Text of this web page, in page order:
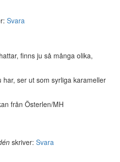
Svara
finns ju så många olika,
har, ser ut som syrliga karameller
från Österlen/MH
skriver: Svara